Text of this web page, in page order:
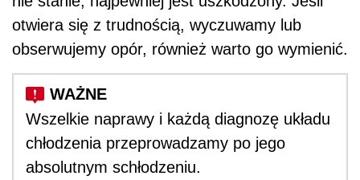
otwiera się z trudnością, wyczuwamy lub
obserwujemy opór, również warto go wymienić.
Wszelkie naprawy i każdą diagnozę układu
chłodzenia przeprowadzamy po jego
absolutnym schłodzeniu.